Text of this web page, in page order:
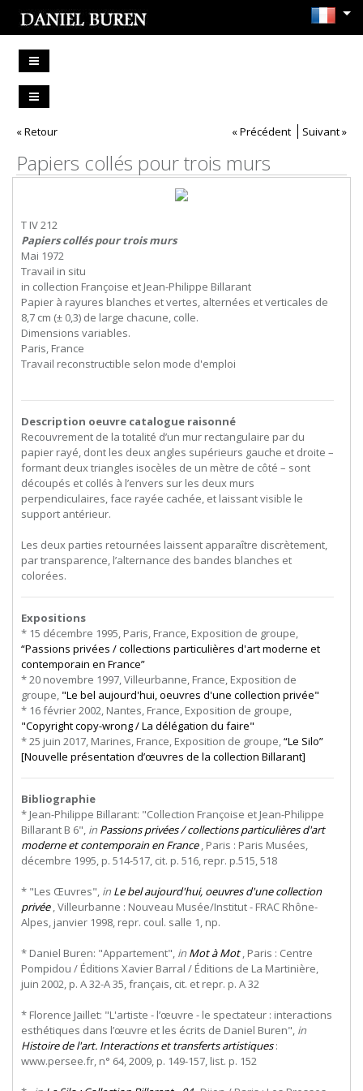
« Retour « Précédent Suivant »
Papiers collés pour trois murs
T IV 212
Papiers collés pour trois murs
Mai 1972
Travail in situ
in collection Françoise et Jean-Philippe Billarant
Papier à rayures blanches et vertes, alternées et verticales de
8,7 cm (± 0,3) de large chacune, colle.
Dimensions variables.
Paris, France
Travail reconstructible selon mode d'emploi
Description oeuvre catalogue raisonné
Recouvrement de la totalité d’un mur rectangulaire par du
papier rayé, dont les deux angles supérieurs gauche et droite –
formant deux triangles isocèles de un mètre de côté – sont
découpés et collés à l’envers sur les deux murs
perpendiculaires, face rayée cachée, et laissant visible le
support antérieur.
Les deux parties retournées laissent apparaître discrètement,
par transparence, l’alternance des bandes blanches et
colorées.
Expositions
* 15 décembre 1995, Paris, France, Exposition de groupe,
“Passions privées / collections particulières d'art moderne et
contemporain en France”
* 20 novembre 1997, Villeurbanne, France, Exposition de
groupe, "Le bel aujourd'hui, oeuvres d'une collection privée"
* 16 février 2002, Nantes, France, Exposition de groupe,
"Copyright copy-wrong / La délégation du faire"
* 25 juin 2017, Marines, France, Exposition de groupe,“Le Silo”
[Nouvelle présentation d’œuvres de la collection Billarant]
Bibliographie
* Jean-Philippe Billarant: "Collection Françoise et Jean-Philippe
Billarant B 6", in Passions privées / collections particulières d'art
moderne et contemporain en France, Paris : Paris Musées,
décembre 1995, p. 514-517, cit. p. 516, repr. p.515, 518
* "Les Œuvres", in Le bel aujourd'hui, oeuvres d'une collection
privée, Villeurbanne : Nouveau Musée/Institut - FRAC Rhône-
Alpes, janvier 1998, repr. coul. salle 1, np.
* Daniel Buren: "Appartement", in Mot à Mot, Paris : Centre
Pompidou / Éditions Xavier Barral / Éditions de La Martinière,
juin 2002, p. A 32-A 35, français, cit. et repr. p. A 32
* Florence Jaillet: "L'artiste - l’œuvre - le spectateur : interactions
esthétiques dans l’œuvre et les écrits de Daniel Buren", in
Histoire de l'art. Interactions et transferts artistiques:
www.persee.fr, n° 64, 2009, p. 149-157, list. p. 152